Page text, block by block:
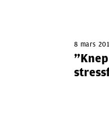
8 mars